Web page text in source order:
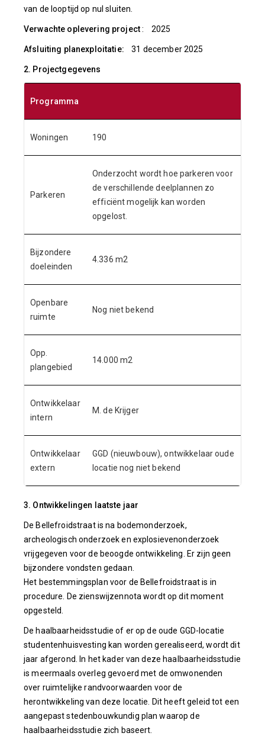
van de looptijd op nul sluiten.
Verwachte oplevering project: 2025
Afsluiting planexploitatie: 31 december 2025
2. Projectgegevens
Programma
Woningen 190
Parkeren
Onderzocht wordt hoe parkeren voor
de verschillende deelplannen zo
efficiënt mogelijk kan worden
opgelost.
Bijzondere
doeleinden
4.336 m2
Openbare
ruimte
Nog niet bekend
Opp.
plangebied
14.000 m2
Ontwikkelaar
intern
M. de Krijger
Ontwikkelaar
extern
GGD (nieuwbouw), ontwikkelaar oude
locatie nog niet bekend
3. Ontwikkelingen laatste jaar
De Bellefroidstraat is na bodemonderzoek,
archeologisch onderzoek en explosievenonderzoek
vrijgegeven voor de beoogde ontwikkeling. Er zijn geen
bijzondere vondsten gedaan.
Het bestemmingsplan voor de Bellefroidstraat is in
procedure. De zienswijzennota wordt op dit moment
opgesteld.
De haalbaarheidsstudie of er op de oude GGD-locatie
studentenhuisvesting kan worden gerealiseerd, wordt dit
jaar afgerond. In het kader van deze haalbaarheidsstudie
is meermaals overleg gevoerd met de omwonenden
over ruimtelijke randvoorwaarden voor de
herontwikkeling van deze locatie. Dit heeft geleid tot een
aangepast stedenbouwkundig plan waarop de
haalbaarheidsstudie zich baseert.